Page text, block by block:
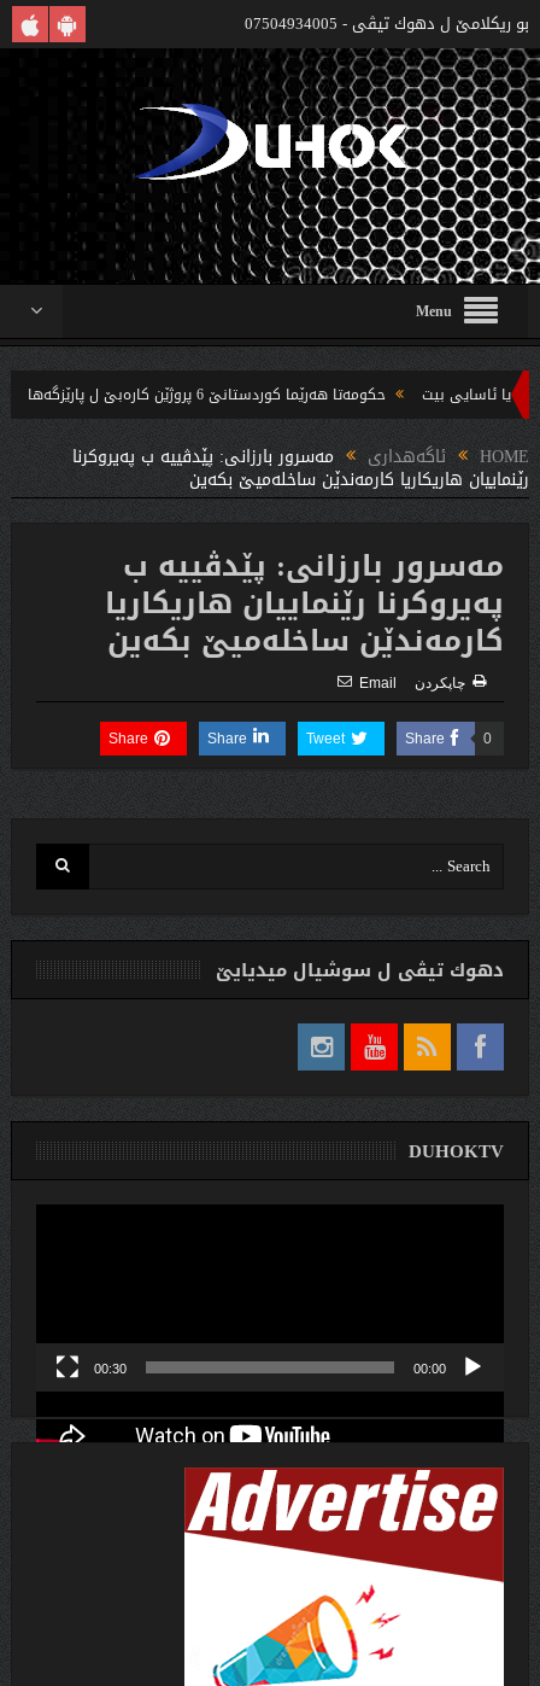
بو ريكلامێ ل دهوك تیڤی - 07504934005
Menu
حکومەتا هەرێما کوردستانێ 6 پروژێن کارەبێ ل پارێزگەها دهوکێ هنارتنه‌ قوناغا بجهئینانێ
بریار ده‌رئێخستنHOME ئاگەهداری مه‌سرور بارزانى: پێدڤییه‌ ب په‌یروكرنا
رێنماییان هاریكاریا كارمه‌ندێن ساخله‌میێ بكه‌ین
مه‌سرور بارزانى: پێدڤییه‌ ب
په‌یروكرنا رێنماییان هاریكاریا
كارمه‌ندێن ساخله‌میێ بكه‌ین
چاپكردن Email
Share 0
Tweet
Share
Share
دهوك تیڤی ل سوشیال ميديایێ
DUHOKTV
00:00
00:30